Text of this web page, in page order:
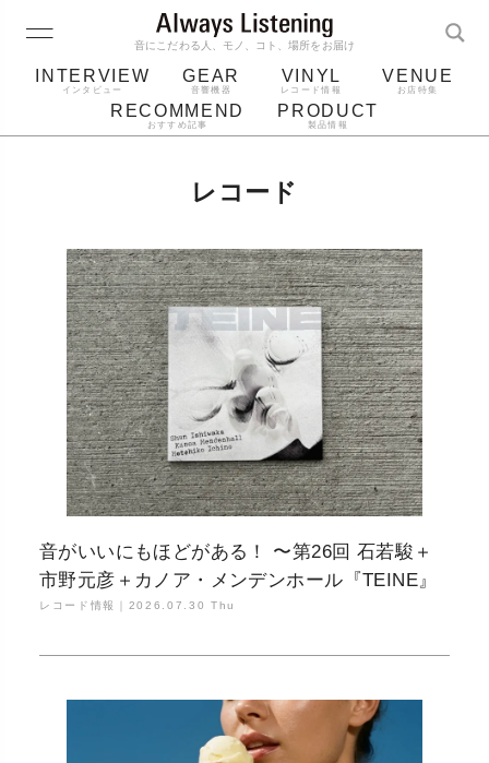
音にこだわる人、モノ、コト、場所をお届け
INTERVIEW
インタビュー
GEAR
音響機器
VINYL
レコード情報
VENUE
お店特集
RECOMMEND
おすすめ記事
PRODUCT
製品情報
bluetooth
レコード
音がいいにもほどがある！ 〜第26回 石若駿＋
市野元彦＋カノア・メンデンホール『TEINE』
レコード情報｜ 2026.07.30 Thu